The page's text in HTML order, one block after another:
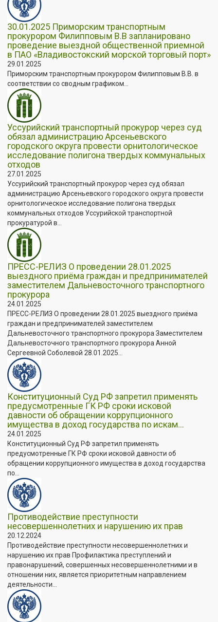
30.01.2025 Приморским транспортным
прокурором Филипповым В.В запланировано
проведение выездной общественной приемной
в ПАО «Владивостокский морской торговый порт»
29.01.2025
Приморским транспортным прокурором Филипповым В.В. в
соответствии со сводным графиком...
Уссурийский транспортный прокурор через суд
обязал администрацию Арсеньевского
городского округа провести орнитологическое
исследование полигона твердых коммунальных
отходов
27.01.2025
Уссурийский транспортный прокурор через суд обязал
администрацию Арсеньевского городского округа провести
орнитологическое исследование полигона твердых
коммунальных отходов Уссурийской транспортной
прокуратурой в...
ПРЕСС-РЕЛИЗ О проведении 28.01.2025
выездного приёма граждан и предпринимателей
заместителем Дальневосточного транспортного
прокурора
24.01.2025
ПРЕСС-РЕЛИЗ О проведении 28.01.2025 выездного приёма
граждан и предпринимателей заместителем
Дальневосточного транспортного прокурора Заместителем
Дальневосточного транспортного прокурора Анной
Сергеевной Соболевой 28.01.2025...
Конституционный Суд РФ запретил применять
предусмотренные ГК РФ сроки исковой
давности об обращении коррупционного
имущества в доход государства по искам...
24.01.2025
Конституционный Суд РФ запретил применять
предусмотренные ГК РФ сроки исковой давности об
обращении коррупционного имущества в доход государства
по...
Противодействие преступности
несовершеннолетних и нарушению их прав
20.12.2024
Противодействие преступности несовершеннолетних и
нарушению их прав Профилактика преступлений и
правонарушений, совершенных несовершеннолетними и в
отношении них, является приоритетным направлением
деятельности...